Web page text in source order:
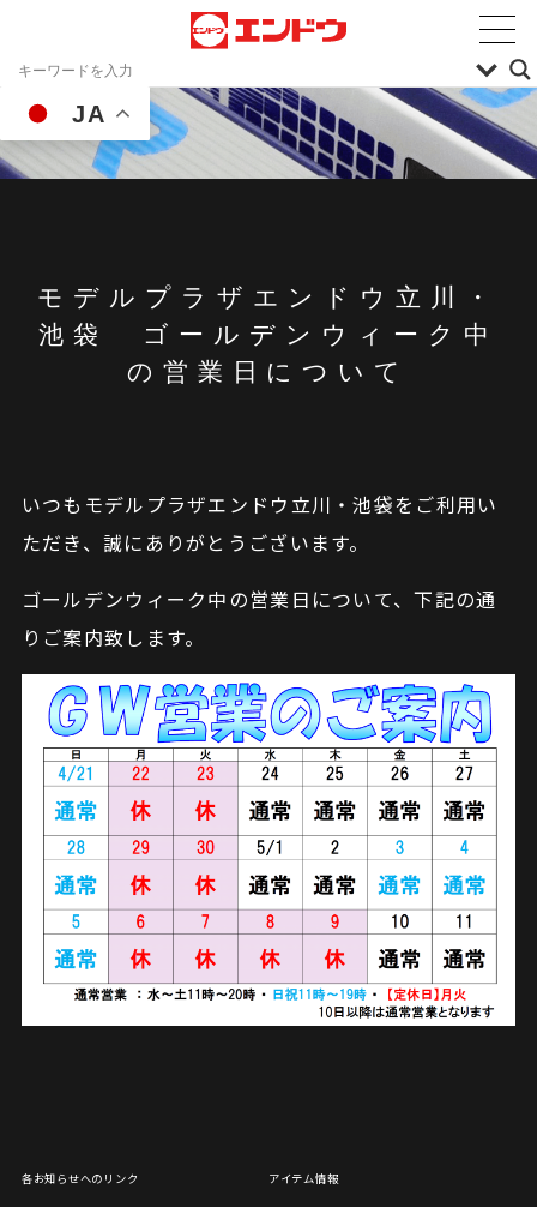
JA
モデルプラザエンドウ立川・
池袋 ゴールデンウィーク中
の営業日について
いつもモデルプラザエンドウ立川・池袋をご利用い
ただき、誠にありがとうございます。
ゴールデンウィーク中の営業日について、下記の通
りご案内致します。
各お知らせへのリンク アイテム情報